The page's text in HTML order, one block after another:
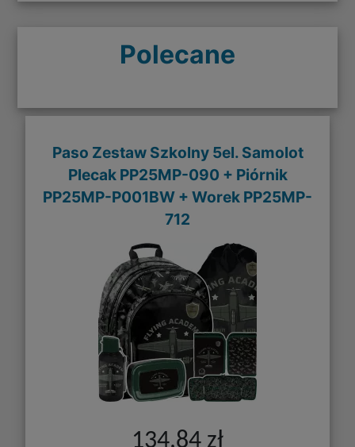
Polecane
Paso Zestaw Szkolny 5el. Samolot
Plecak PP25MP-090 + Piórnik
PP25MP-P001BW + Worek PP25MP-
712
134,84 zł